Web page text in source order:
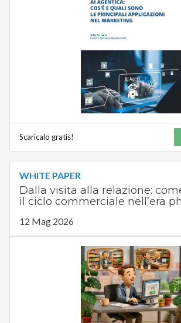
Scaricalo gratis!
WHITE PAPER
Dalla visita alla relazione:
il ciclo commerciale nell’era
12 Mag 2026